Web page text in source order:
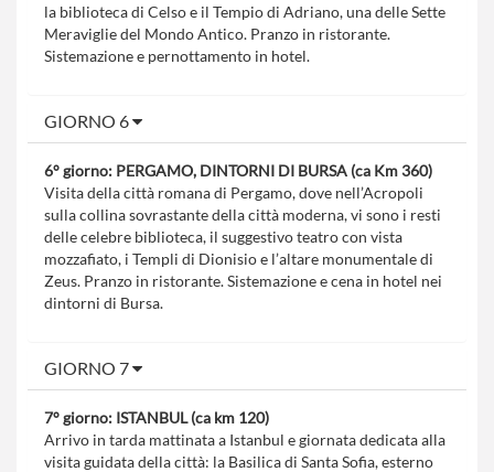
la biblioteca di Celso e il Tempio di Adriano, una delle Sette
Meraviglie del Mondo Antico. Pranzo in ristorante.
Sistemazione e pernottamento in hotel.
GIORNO 6
6° giorno: PERGAMO, DINTORNI DI BURSA (ca Km 360)
Visita della città romana di Pergamo, dove nell’Acropoli
sulla collina sovrastante della città moderna, vi sono i resti
delle celebre biblioteca, il suggestivo teatro con vista
mozzafiato, i Templi di Dionisio e l’altare monumentale di
Zeus. Pranzo in ristorante. Sistemazione e cena in hotel nei
dintorni di Bursa.
GIORNO 7
7° giorno: ISTANBUL (ca km 120)
Arrivo in tarda mattinata a Istanbul e giornata dedicata alla
visita guidata della città: la Basilica di Santa Sofia, esterno